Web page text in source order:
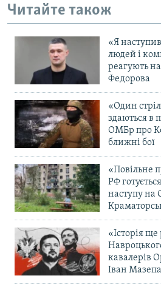
Читайте також
«Я
людей і
реагують
Федорова
«Один
здаються в
ОМБр про
ближні бої
«Повільне
РФ
наступу на
«Історія ще
кавалерів
Іван Мазепа